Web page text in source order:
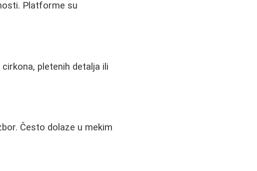
Platforme su
pletenih detalja ili
Često dolaze u mekim